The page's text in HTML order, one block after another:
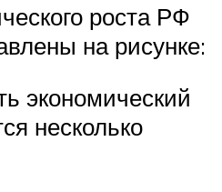
роста РФ
на рисунке:
экономический
несколько